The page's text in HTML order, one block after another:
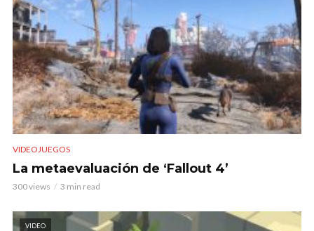
VIDEOJUEGOS
La metaevaluación de ‘Fallout 4’
300 views 3 min read
VIDEO